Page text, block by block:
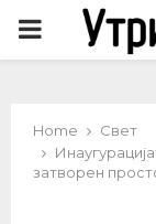
PRIMARY
Home
Свет
затворен